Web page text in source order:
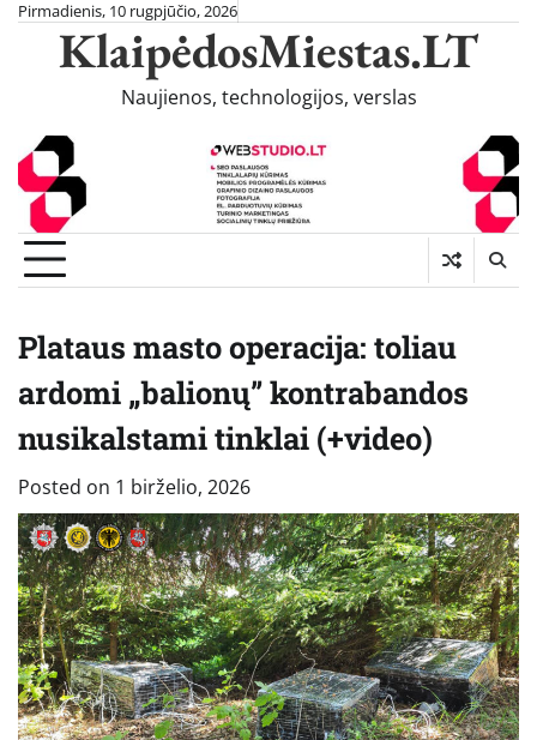
Skip
content
Pirmadienis, 10 rugpjūčio, 2026
KlaipėdosMiestas.LT
Naujienos, technologijos, verslas
Plataus masto operacija: toliau
ardomi „balionų” kontrabandos
nusikalstami tinklai (+video)
Posted on 1 birželio, 2026